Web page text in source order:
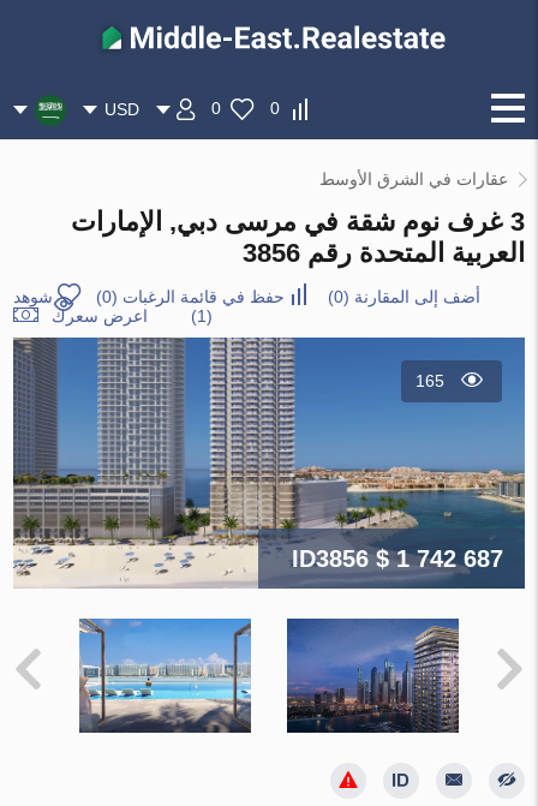
0
0
USD
عقارات في الشرق الأوسط
3 غرف نوم شقة في مرسى دبي, الإمارات
العربية المتحدة رقم 3856
أضف إلى المقارنة (
0
) حفظ في قائمة الرغبات (
0
)
شوهد
(1)
اعرض سعرك
165
ID3856$ 1 742 687